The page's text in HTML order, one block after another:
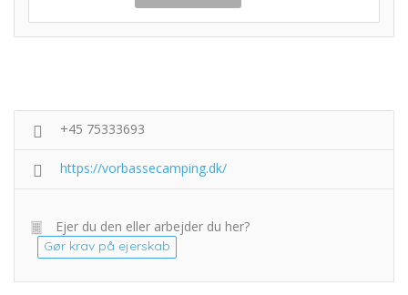
+45 75333693
https://vorbassecamping.dk/
Ejer du den eller arbejder du her?
Gør krav på ejerskab